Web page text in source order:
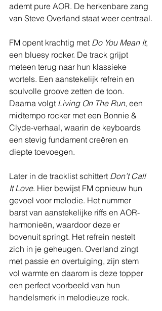
ademt pure AOR. De herkenbare zang
van Steve Overland staat weer centraal.
FM opent krachtig met Do You Mean It,
een bluesy rocker. De track grijpt
meteen terug naar hun klassieke
wortels. Een aanstekelijk refrein en
soulvolle groove zetten de toon.
Daarna volgt Living On The Run, een
midtempo rocker met een Bonnie &
Clyde-verhaal, waarin de keyboards
een stevig fundament creëren en
diepte toevoegen.
Later in de tracklist schittert Don’t Call
It Love. Hier bewijst FM opnieuw hun
gevoel voor melodie. Het nummer
barst van aanstekelijke riffs en AOR-
harmonieën, waardoor deze er
bovenuit springt. Het refrein nestelt
zich in je geheugen. Overland zingt
met passie en overtuiging, zijn stem
vol warmte en daarom is deze topper
een perfect voorbeeld van hun
handelsmerk in melodieuze rock.